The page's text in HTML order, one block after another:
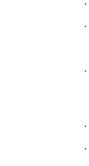
‧
‧
‧
‧
‧